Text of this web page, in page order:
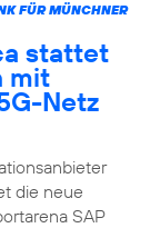
FÜR MÜNCHNER
stattet
mit
Netz
die neue
SAP